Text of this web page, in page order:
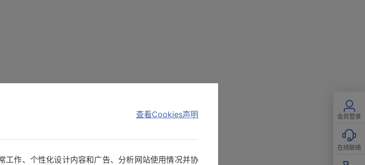
会员登录
在线联络
查看Cookies声明
作、个性化设计内容和广告、分析网站使用情况并协